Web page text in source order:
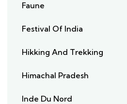
Faune
Festival Of India
Hikking And Trekking
Himachal Pradesh
Inde Du Nord